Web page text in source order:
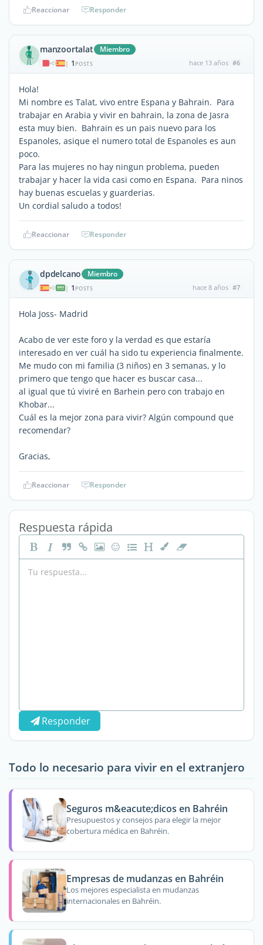
Reaccionar Responder
manzoortalat Miembro
| 1 POSTS hace 13 años #6
Hola!
Mi nombre es Talat, vivo entre Espana y Bahrain. Para
trabajar en Arabia y vivir en bahrain, la zona de Jasra
esta muy bien. Bahrain es un pais nuevo para los
Espanoles, asique el numero total de Espanoles es aun
poco.
Para las mujeres no hay ningun problema, pueden
trabajar y hacer la vida casi como en Espana. Para ninos
hay buenas escuelas y guarderias.
Un cordial saludo a todos!
Reaccionar Responder
dpdelcano Miembro
| 1 POSTS hace 8 años #7
Hola Joss- Madrid
Acabo de ver este foro y la verdad es que estaría
interesado en ver cuál ha sido tu experiencia finalmente.
Me mudo con mi familia (3 niños) en 3 semanas, y lo
primero que tengo que hacer es buscar casa...
al igual que tú viviré en Barhein pero con trabajo en
Khobar...
Cuál es la mejor zona para vivir? Algún compound que
recomendar?
Gracias,
Reaccionar Responder
Respuesta rápida
Responder
Todo lo necesario para vivir en el extranjero
Seguros m&eacute;dicos en Bahréin
Presupuestos y consejos para elegir la mejor
cobertura médica en Bahréin.
Empresas de mudanzas en Bahréin
Los mejores especialista en mudanzas
internacionales en Bahréin.